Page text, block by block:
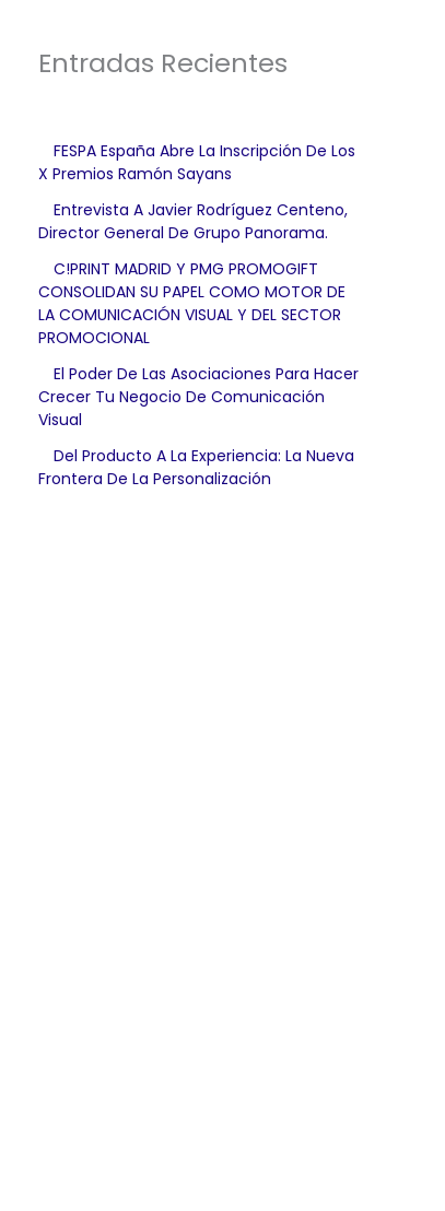
Entradas Recientes
FESPA España Abre La Inscripción De Los
X Premios Ramón Sayans
Entrevista A Javier Rodríguez Centeno,
Director General De Grupo Panorama.
C!PRINT MADRID Y PMG PROMOGIFT
CONSOLIDAN SU PAPEL COMO MOTOR DE
LA COMUNICACIÓN VISUAL Y DEL SECTOR
PROMOCIONAL
El Poder De Las Asociaciones Para Hacer
Crecer Tu Negocio De Comunicación
Visual
Del Producto A La Experiencia: La Nueva
Frontera De La Personalización